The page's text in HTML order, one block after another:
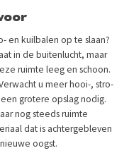
en kuilbalen op te slaan?
in de buitenlucht, maar
ruimte leeg en schoon.
u meer hooi-, stro-
grotere opslag nodig.
nog steeds ruimte
dat is achtergebleven
oogst.